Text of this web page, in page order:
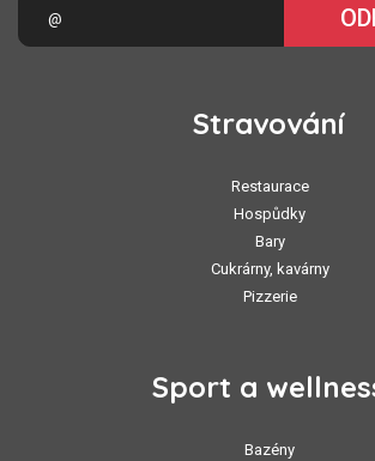
Stravování
Restaurace
Hospůdky
Bary
Cukrárny, kavárny
Pizzerie
Sport a
Bazény